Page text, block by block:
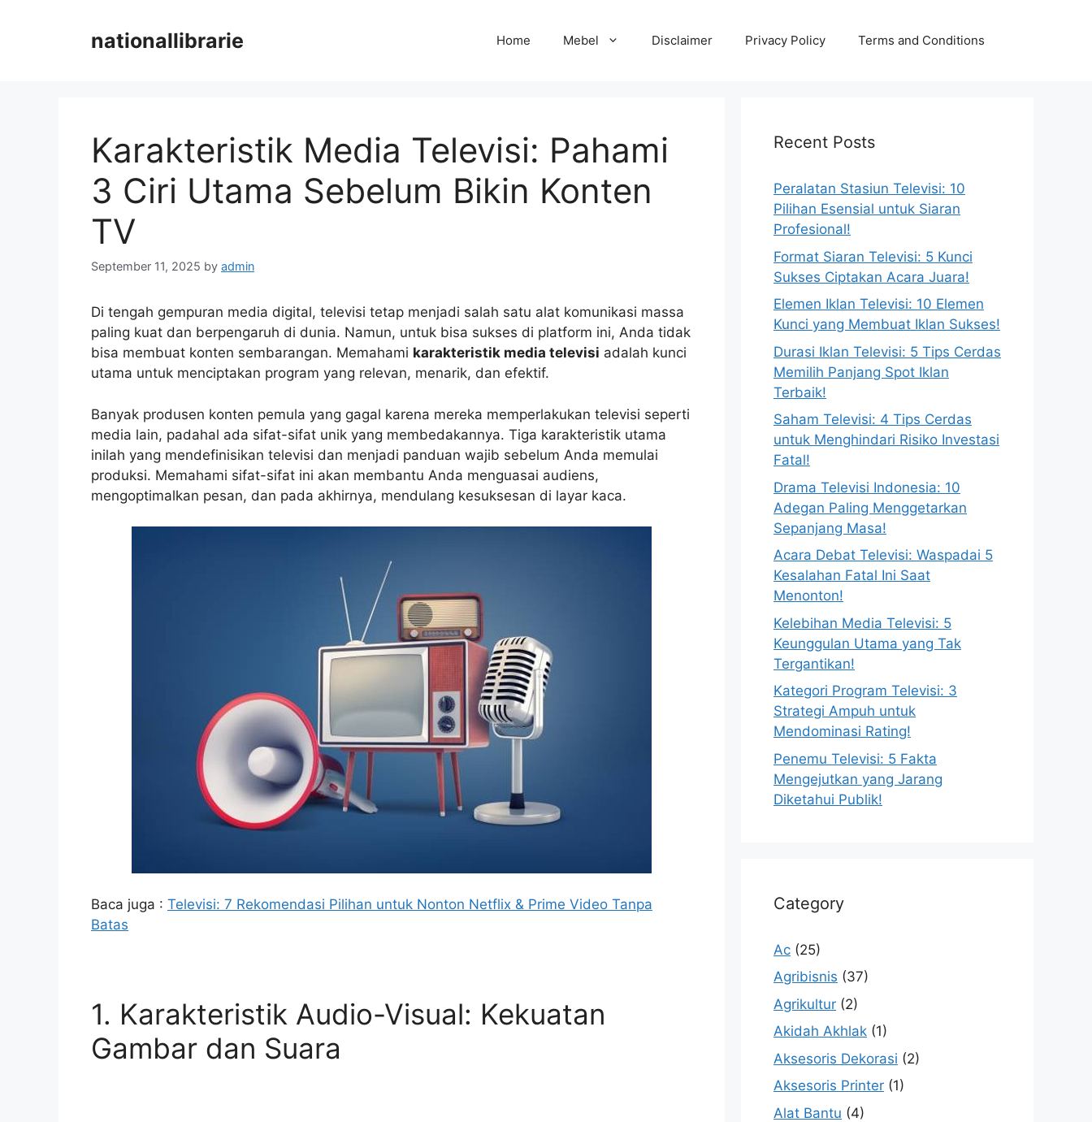
nationallibrarie Home Mebel Disclaimer Privacy Policy Terms and Conditions
Karakteristik Media Televisi: Pahami
3 Ciri Utama Sebelum Bikin Konten
TV
September 11, 2025 by admin
Di tengah gempuran media digital, televisi tetap menjadi salah satu alat komunikasi massa
paling kuat dan berpengaruh di dunia. Namun, untuk bisa sukses di platform ini, Anda tidak
bisa membuat konten sembarangan. Memahami karakteristik media televisi adalah kunci
utama untuk menciptakan program yang relevan, menarik, dan efektif.
Banyak produsen konten pemula yang gagal karena mereka memperlakukan televisi seperti
media lain, padahal ada sifat-sifat unik yang membedakannya. Tiga karakteristik utama
inilah yang mendefinisikan televisi dan menjadi panduan wajib sebelum Anda memulai
produksi. Memahami sifat-sifat ini akan membantu Anda menguasai audiens,
mengoptimalkan pesan, dan pada akhirnya, mendulang kesuksesan di layar kaca.
Baca juga : Televisi: 7 Rekomendasi Pilihan untuk Nonton Netflix & Prime Video Tanpa
Batas
1. Karakteristik Audio-Visual: Kekuatan
Gambar dan Suara
Recent Posts
Peralatan Stasiun Televisi: 10
Pilihan Esensial untuk Siaran
Profesional!
Format Siaran Televisi: 5 Kunci
Sukses Ciptakan Acara Juara!
Elemen Iklan Televisi: 10 Elemen
Kunci yang Membuat Iklan Sukses!
Durasi Iklan Televisi: 5 Tips Cerdas
Memilih Panjang Spot Iklan
Terbaik!
Saham Televisi: 4 Tips Cerdas
untuk Menghindari Risiko Investasi
Fatal!
Drama Televisi Indonesia: 10
Adegan Paling Menggetarkan
Sepanjang Masa!
Acara Debat Televisi: Waspadai 5
Kesalahan Fatal Ini Saat
Menonton!
Kelebihan Media Televisi: 5
Keunggulan Utama yang Tak
Tergantikan!
Kategori Program Televisi: 3
Strategi Ampuh untuk
Mendominasi Rating!
Penemu Televisi: 5 Fakta
Mengejutkan yang Jarang
Diketahui Publik!
Category
Ac (25)
Agribisnis (37)
Agrikultur (2)
Akidah Akhlak (1)
Aksesoris Dekorasi (2)
Aksesoris Printer (1)
Alat Bantu (4)